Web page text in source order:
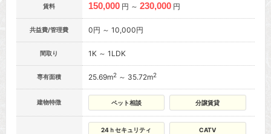
賃料 150,000 円 ～ 230,000 円
共益費/管理費 0円 ～ 10,000円
間取り 1K ～ 1LDK
専有面積 25.69m2～ 35.72m2
建物特徴 ペット相談 分譲賃貸
24ｈセキュリティ CATV